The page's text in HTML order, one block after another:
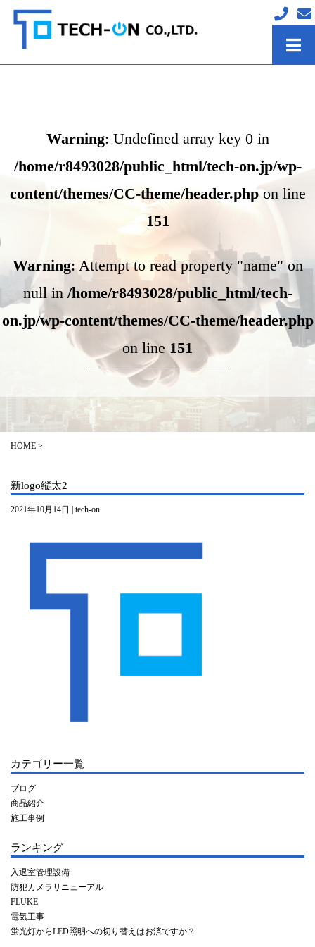
Warning: Undefined array key 0 in
/home/r8493028/public_html/tech-on.jp/wp-
content/themes/CC-theme/header.phpon line
151
Warning: Attempt to read property "name" on
null in /home/r8493028/public_html/tech-
on.jp/wp-content/themes/CC-theme/header.php
on line151
HOME >
新logo縦太2
2021年10月14日 | tech-on
カテゴリー一覧
ブログ
商品紹介
施工事例
ランキング
入退室管理設備
防犯カメラリニューアル
FLUKE
電気工事
蛍光灯からLED照明への切り替えはお済ですか？